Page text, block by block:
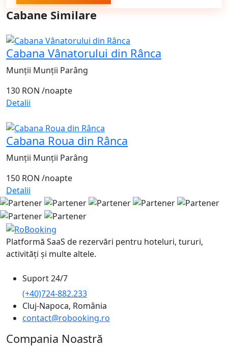
Cabane Similare
Cabana Vânatorului din Rânca
Munții Munții Parâng
130 RON /noapte
Detalii
Cabana Roua din Rânca
Munții Munții Parâng
150 RON /noapte
Detalii
Platformă SaaS de rezervări pentru hoteluri, tururi,
activități și multe altele.
Suport 24/7
(+40)724-882.233
Cluj-Napoca, România
contact@robooking.ro
Compania Noastră